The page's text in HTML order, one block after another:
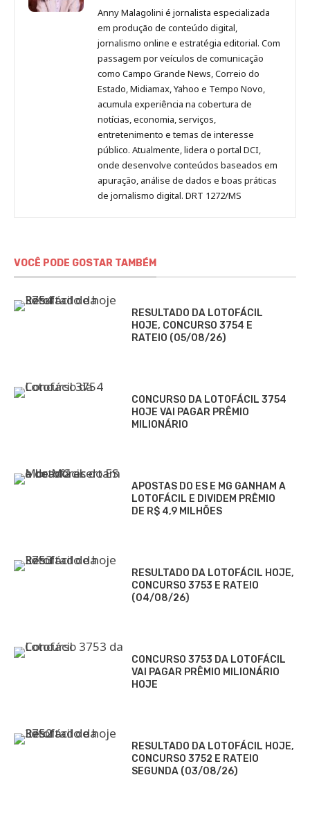
Malagolini
no
Pinterest
Malagolini
no
LinkedIn
Malagolini
no
Instagram
Malagolini
no
Facebook
de
Anny
Malagolini
Anny Malagolini é jornalista especializada
em produção de conteúdo digital,
jornalismo online e estratégia editorial. Com
passagem por veículos de comunicação
como Campo Grande News, Correio do
Estado, Midiamax, Yahoo e Tempo Novo,
acumula experiência na cobertura de
notícias, economia, serviços,
entretenimento e temas de interesse
público. Atualmente, lidera o portal DCI,
onde desenvolve conteúdos baseados em
apuração, análise de dados e boas práticas
de jornalismo digital. DRT 1272/MS
VOCÊ PODE GOSTAR TAMBÉM
RESULTADO DA LOTOFÁCIL
HOJE, CONCURSO 3754 E
RATEIO (05/08/26)
CONCURSO DA LOTOFÁCIL 3754
HOJE VAI PAGAR PRÊMIO
MILIONÁRIO
APOSTAS DO ES E MG GANHAM A
LOTOFÁCIL E DIVIDEM PRÊMIO
DE R$ 4,9 MILHÕES
RESULTADO DA LOTOFÁCIL HOJE,
CONCURSO 3753 E RATEIO
(04/08/26)
CONCURSO 3753 DA LOTOFÁCIL
VAI PAGAR PRÊMIO MILIONÁRIO
HOJE
RESULTADO DA LOTOFÁCIL HOJE,
CONCURSO 3752 E RATEIO
SEGUNDA (03/08/26)